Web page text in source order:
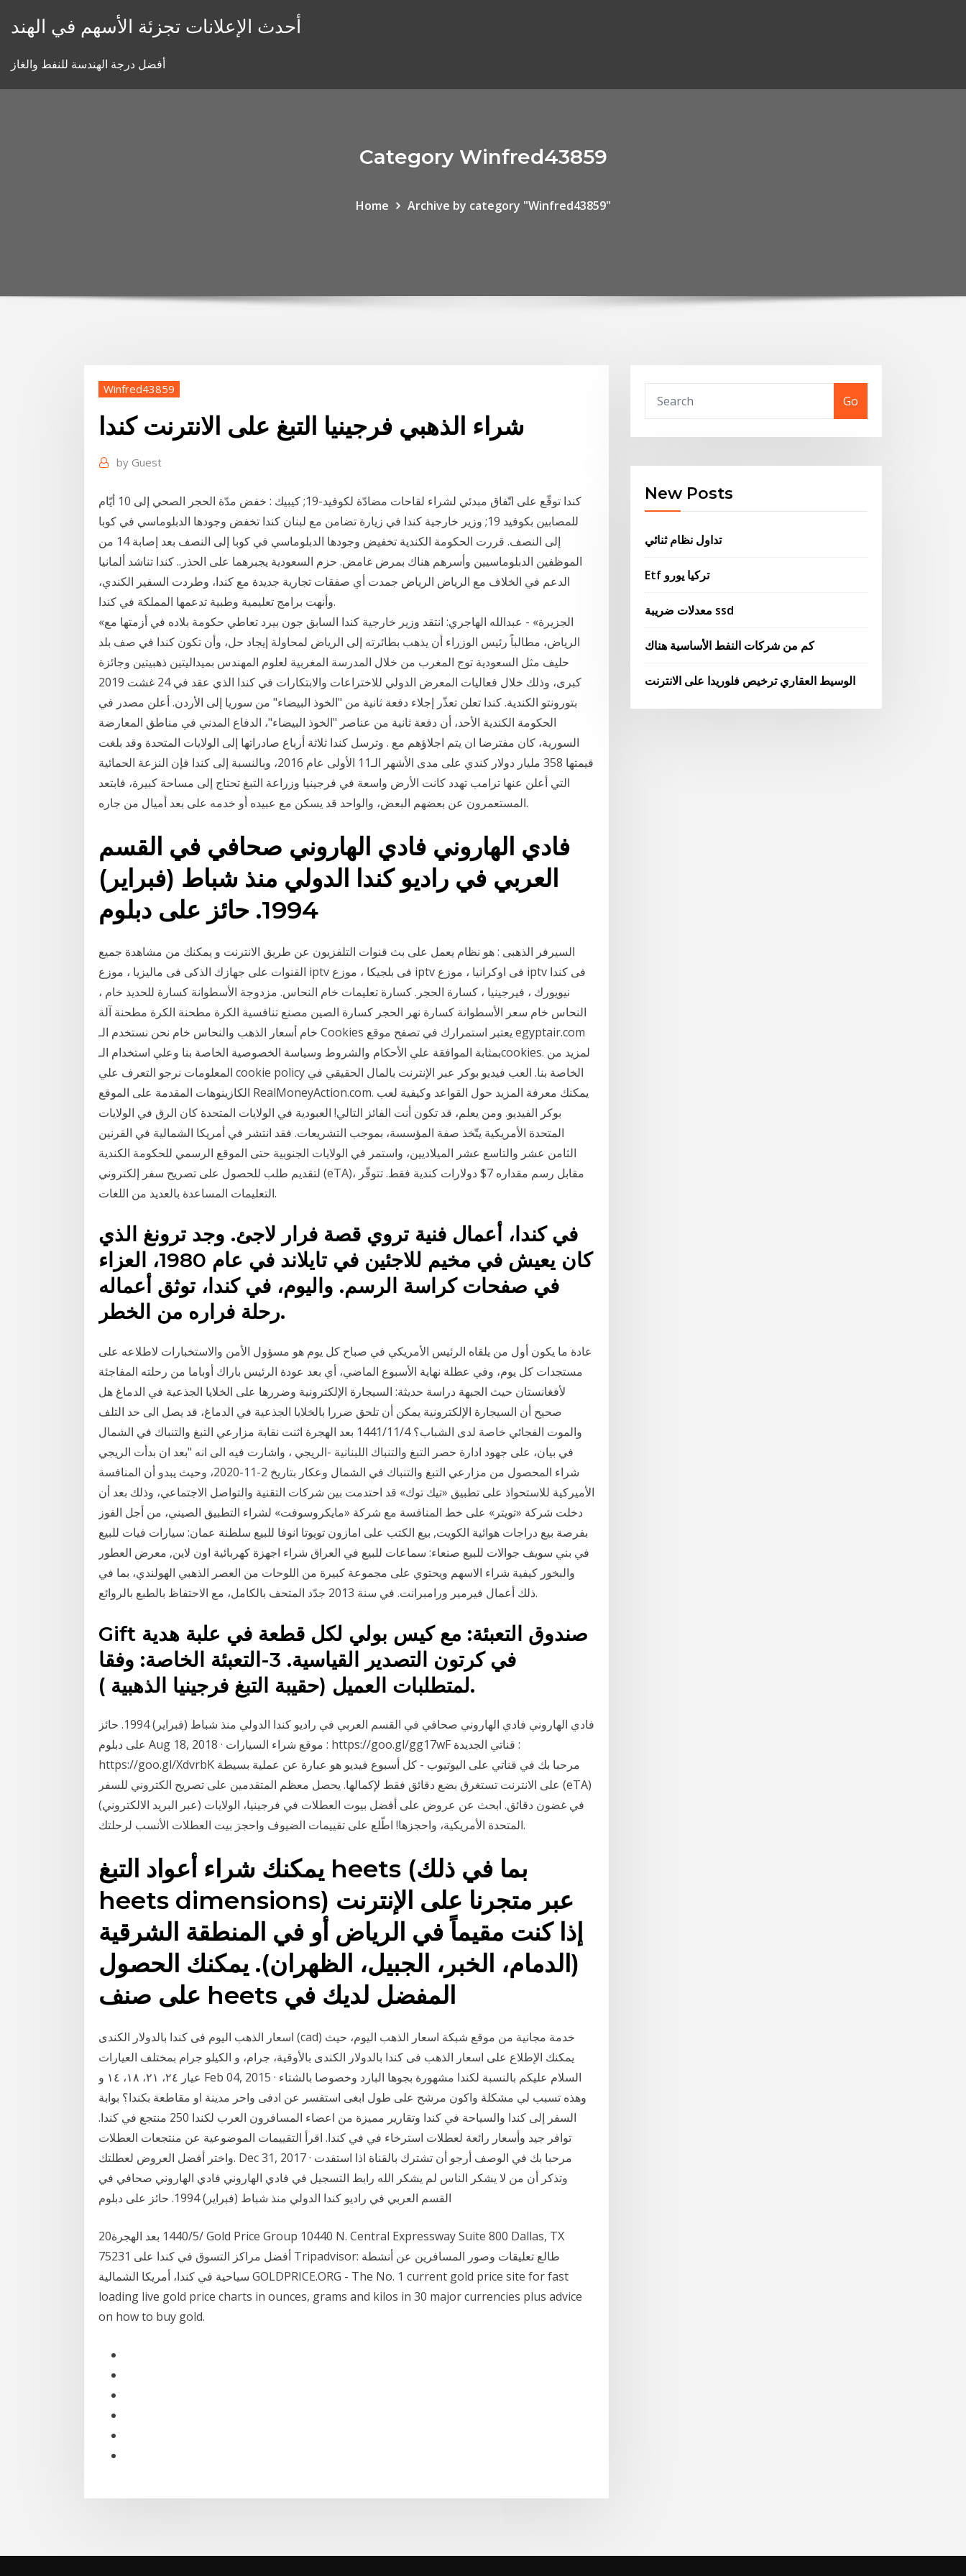
أحدث الإعلانات تجزئة الأسهم في الهند
أفضل درجة الهندسة للنفط والغاز
Category Winfred43859
Home Archive by category "Winfred43859"
Winfred43859
شراء الذهبي فرجينيا التبغ على الانترنت كندا
by Guest
كندا توقّع على اتّفاق مبدئي لشراء لقاحات مضادّة لكوفيد-19; كيبيك : خفض مدّة الحجر الصحي إلى 10 أيّام
للمصابين بكوفيد 19; وزير خارجية كندا في زيارة تضامن مع لبنان كندا تخفض وجودها الدبلوماسي في كوبا
إلى النصف. قررت الحكومة الكندية تخفيض وجودها الدبلوماسي في كوبا إلى النصف بعد إصابة 14 من
الموظفين الدبلوماسيين وأسرهم هناك بمرض غامض. حزم السعودية يجبرهما على الحذر.. كندا تناشد ألمانيا
الدعم في الخلاف مع الرياض الرياض جمدت أي صفقات تجارية جديدة مع كندا، وطردت السفير الكندي،
وأنهت برامج تعليمية وطبية تدعمها المملكة في كندا.
«الجزيرة» - عبدالله الهاجري: انتقد وزير خارجية كندا السابق جون بيرد تعاطي حكومة بلاده في أزمتها مع
الرياض، مطالباً رئيس الوزراء أن يذهب بطائرته إلى الرياض لمحاولة إيجاد حل، وأن تكون كندا في صف بلد
حليف مثل السعودية توج المغرب من خلال المدرسة المغربية لعلوم المهندس بميداليتين ذهبيتين وجائزة
كبرى، وذلك خلال فعاليات المعرض الدولي للاختراعات والابتكارات في كندا الذي عقد في 24 غشت 2019
بتورونتو الكندية. كندا تعلن تعذّر إجلاء دفعة ثانية من "الخوذ البيضاء" من سوريا إلى الأردن. أعلن مصدر في
الحكومة الكندية الأحد، أن دفعة ثانية من عناصر "الخوذ البيضاء"، الدفاع المدني في مناطق المعارضة
السورية، كان مفترضا ان يتم اجلاؤهم مع . وترسل كندا ثلاثة أرباع صادراتها إلى الولايات المتحدة وقد بلغت
قيمتها 358 مليار دولار كندي على مدى الأشهر الـ11 الأولى عام 2016، وبالنسبة إلى كندا فإن النزعة الحمائية
التي أعلن عنها ترامب تهدد كانت الأرض واسعة في فرجينيا وزراعة التبغ تحتاج إلى مساحة كبيرة، فابتعد
المستعمرون عن بعضهم البعض، والواحد قد يسكن مع عبيده أو خدمه على بعد أميال من جاره.
فادي الهاروني فادي الهاروني صحافي في القسم
العربي في راديو كندا الدولي منذ شباط (فبراير)
1994. حائز على دبلوم
السيرفر الذهبى : هو نظام يعمل على بث قنوات التلفزيون عن طريق الانترنت و يمكنك من مشاهدة جميع
القنوات على جهازك الذكى فى ماليزيا ، موزع iptv فى بلجيكا ، موزع iptv فى اوكرانيا ، موزع iptv فى كندا
نيويورك ، فيرجينيا ، كسارة الحجر. كسارة تعليمات خام النحاس. مزدوجة الأسطوانة كسارة للحديد خام ،
النحاس خام سعر الأسطوانة كسارة نهر الحجر كسارة الصين مصنع تنافسية الكرة مطحنة الكرة مطحنة آلة
خام أسعار الذهب والنحاس خام نحن نستخدم الـ Cookies يعتبر استمرارك في تصفح موقع egyptair.com
بمثابة الموافقة علي الأحكام والشروط وسياسة الخصوصية الخاصة بنا وعلي استخدام الـcookies. لمزيد من
المعلومات نرجو التعرف علي cookie policy الخاصة بنا. العب فيديو بوكر عبر الإنترنت بالمال الحقيقي في
الكازينوهات المقدمة على الموقع RealMoneyAction.com. يمكنك معرفة المزيد حول القواعد وكيفية لعب
بوكر الفيديو. ومن يعلم، قد تكون أنت الفائز التالي! العبودية في الولايات المتحدة كان الرق في الولايات
المتحدة الأمريكية يتّخذ صفة المؤسسة، بموجب التشريعات. فقد انتشر في أمريكا الشمالية في القرنين
الثامن عشر والتاسع عشر الميلاديين، واستمر في الولايات الجنوبية حتى الموقع الرسمي للحكومة الكندية
لتقديم طلب للحصول على تصريح سفر إلكتروني (eTA)، مقابل رسم مقداره 7$ دولارات كندية فقط. تتوفّر
التعليمات المساعدة بالعديد من اللغات.
في كندا، أعمال فنية تروي قصة فرار لاجئ. وجد ترونغ الذي
كان يعيش في مخيم للاجئين في تايلاند في عام 1980، العزاء
في صفحات كراسة الرسم. واليوم، في كندا، توثق أعماله
رحلة فراره من الخطر.
عادة ما يكون أول من يلقاه الرئيس الأمريكي في صباح كل يوم هو مسؤول الأمن والاستخبارات لاطلاعه على
مستجدات كل يوم، وفي عطلة نهاية الأسبوع الماضي، أي بعد عودة الرئيس باراك أوباما من رحلته المفاجئة
لأفغانستان حيث الجبهة دراسة حديثة: السيجارة الإلكترونية وضررها على الخلايا الجذعية في الدماغ هل
صحيح أن السيجارة الإلكترونية يمكن أن تلحق ضررا بالخلايا الجذعية في الدماغ، قد يصل الى حد التلف
والموت الفجائي خاصة لدى الشباب؟ 4‏‏/11‏‏/1441 بعد الهجرة اثنت نقابة مزارعي التبغ والتنباك في الشمال
في بيان، على جهود ادارة حصر التبغ والتنباك اللبنانية -الريجي ، واشارت فيه الى انه "بعد ان بدأت الريجي
شراء المحصول من مزارعي التبغ والتنباك في الشمال وعكار بتاريخ 2-11-2020، وحيث يبدو أن المنافسة
الأميركية للاستحواذ على تطبيق «تيك توك» قد احتدمت بين شركات التقنية والتواصل الاجتماعي، وذلك بعد أن
دخلت شركة «تويتر» على خط المنافسة مع شركة «مايكروسوفت» لشراء التطبيق الصيني، من أجل الفوز
بفرصة بيع دراجات هوائية الكويت, بيع الكتب على امازون تويوتا انوفا للبيع سلطنة عمان: سيارات فيات للبيع
في بني سويف جوالات للبيع صنعاء: سماعات للبيع في العراق شراء اجهزة كهربائية اون لاين, معرض العطور
والبخور كيفية شراء الاسهم ويحتوي على مجموعة كبيرة من اللوحات من العصر الذهبي الهولندي، بما في
ذلك أعمال فيرمير ورامبرانت. في سنة 2013 جدّد المتحف بالكامل، مع الاحتفاظ بالطبع بالروائع.
Gift صندوق التعبئة: مع كيس بولي لكل قطعة في علبة هدية
في كرتون التصدير القياسية. 3-التعبئة الخاصة: وفقا
لمتطلبات العميل (حقيبة التبغ فرجينيا الذهبية ).
فادي الهاروني فادي الهاروني صحافي في القسم العربي في راديو كندا الدولي منذ شباط (فبراير) 1994. حائز
على دبلوم Aug 18, 2018 · موقع شراء السيارات : https://goo.gl/gg17wF قناتي الجديدة :
https://goo.gl/XdvrbK مرحبا بك في قناتي على اليوتيوب - كل أسبوع فيديو هو عبارة عن عملية بسيطة
على الانترنت تستغرق بضع دقائق فقط لإكمالها. يحصل معظم المتقدمين على تصريح الكتروني للسفر (eTA)
(عبر البريد الالكتروني) في غضون دقائق. ابحث عن عروض على أفضل بيوت العطلات في فرجينيا، الولايات
المتحدة الأمريكية، واحجزها! اطّلع على تقييمات الضيوف واحجز بيت العطلات الأنسب لرحلتك.
يمكنك شراء أعواد التبغ heets (بما في ذلك
heets dimensions) عبر متجرنا على الإنترنت
إذا كنت مقيماً في الرياض أو في المنطقة الشرقية
(الدمام، الخبر، الجبيل، الظهران). يمكنك الحصول
على صنف heets المفضل لديك في
اسعار الذهب اليوم فى كندا بالدولار الكندى (cad) خدمة مجانية من موقع شبكة اسعار الذهب اليوم، حيث
يمكنك الإطلاع على اسعار الذهب فى كندا بالدولار الكندى بالأوقية، جرام، و الكيلو جرام بمختلف العيارات
عيار ٢٤، ٢١، ١٨، ١٤ و Feb 04, 2015 · السلام عليكم بالنسبة لكندا مشهورة بجوها البارد وخصوصا بالشتاء
وهذه تسبب لي مشكلة واكون مرشح على طول ابغى استفسر عن ادفى واحر مدينة او مقاطعة بكندا؟ بوابة
السفر إلى كندا والسياحة في كندا وتقارير مميزة من اعضاء المسافرون العرب لكندا 250 منتجع في كندا.
توافر جيد وأسعار رائعة لعطلات استرخاء في في كندا. اقرأ التقييمات الموضوعية عن منتجعات العطلات
واختر أفضل العروض لعطلتك. Dec 31, 2017 · مرحبا بك في الوصف أرجو أن تشترك بالقناة اذا استفدت
وتذكر أن من لا يشكر الناس لم يشكر الله رابط التسجيل في فادي الهاروني فادي الهاروني صحافي في
القسم العربي في راديو كندا الدولي منذ شباط (فبراير) 1994. حائز على دبلوم
20‏‏/5‏‏/1440 بعد الهجرة Gold Price Group 10440 N. Central Expressway Suite 800 Dallas, TX
75231 أفضل مراكز التسوق في كندا على Tripadvisor: طالع تعليقات وصور المسافرين عن أنشطة
سياحية في كندا، أمريكا الشمالية GOLDPRICE.ORG - The No. 1 current gold price site for fast
loading live gold price charts in ounces, grams and kilos in 30 major currencies plus advice
on how to buy gold.
Go
New Posts
تداول نظام ثنائي
Etf تركيا يورو
معدلات ضريبة ssd
كم من شركات النفط الأساسية هناك
الوسيط العقاري ترخيص فلوريدا على الانترنت